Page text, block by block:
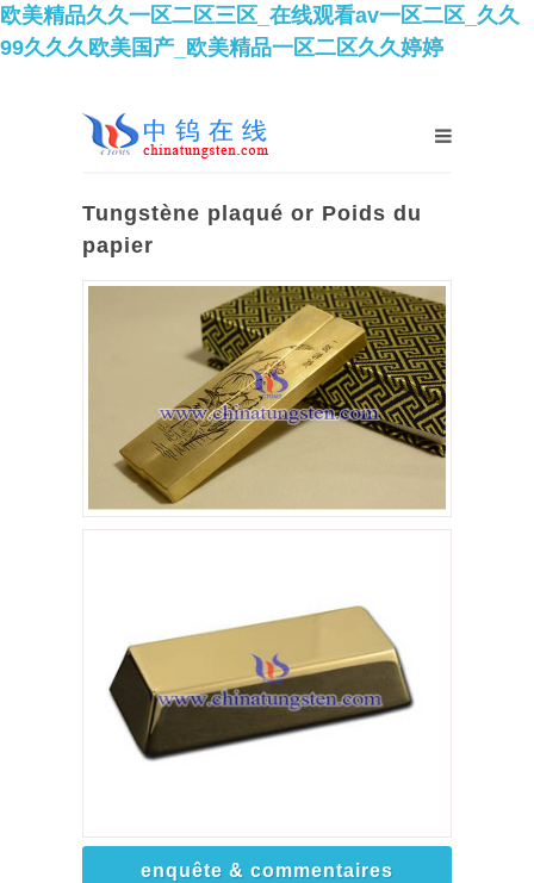
欧美精品久久一区二区三区_在线观看av一区二区_久久
99久久久欧美国产_欧美精品一区二区久久婷婷
Tungstène plaqué or Poids du
papier
enquête & commentaires